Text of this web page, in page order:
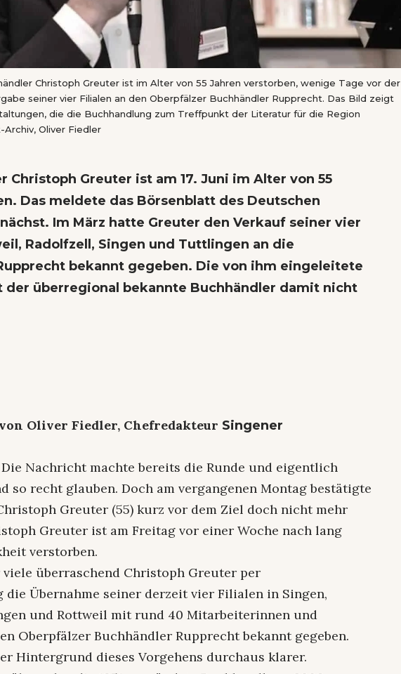
Christoph Greuter ist im Alter von 55 Jahren verstorben, wenige Tage vor der
seiner vier Filialen an den Oberpfälzer Buchhändler Rupprecht. Das Bild zeigt
die die Buchhandlung zum Treffpunkt der Literatur für die Region
Oliver Fiedler
Christoph Greuter ist am 17. Juni im Alter von 55
Das meldete das Börsenblatt des Deutschen
Im März hatte Greuter denVerkauf seiner vier
Radolfzell, Singen und Tuttlingen an die
bekannt gegeben. Die von ihm eingeleitete
der überregional bekannte Buchhändler damit nicht
Oliver Fiedler, Chefredakteur Singener
Nachricht machte bereits die Runde und eigentlich
so recht glauben. Doch am vergangenen Montag bestätigte
Greuter (55) kurz vor dem Ziel doch nicht mehr
Greuter ist am Freitag vor einer Woche nach lang
verstorben.
überraschend Christoph Greuter per
Übernahme seiner derzeit vier Filialen in Singen,
und Rottweil mit rund 40 Mitarbeiterinnen und
Oberpfälzer Buchhändler Rupprecht bekannt gegeben.
Hintergrund dieses Vorgehens durchaus klarer.